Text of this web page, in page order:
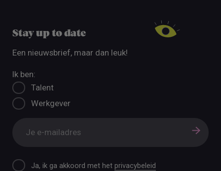
Stay up to date
Een nieuwsbrief, maar dan leuk!
Ik ben:
Talent
Werkgever
Ja, ik ga akkoord met hetprivacybeleid